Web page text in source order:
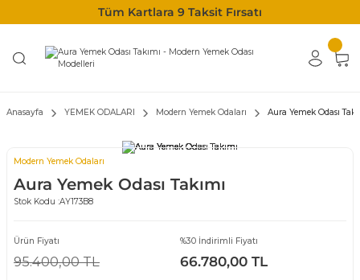
Tüm Kartlara 9 Taksit Fırsatı
Anasayfa YEMEK ODALARI Modern Yemek Odaları Aura Yemek Odası
Modern Yemek Odaları
Aura Yemek Odası Takımı
Stok Kodu :AY173B8
Ürün Fiyatı
95.400,00 TL
%30 İndirimli Fiyatı
66.780,00 TL